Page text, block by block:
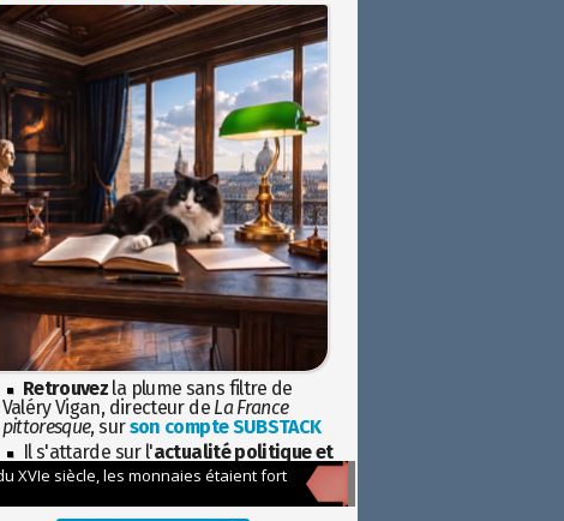
Retrouvez la plume sans filtre de
Valéry Vigan, directeur de La France
pittoresque, surson compte SUBSTACK
Il s'attarde sur l'actualité politique et
sociétaleavec la hauteur de vue de